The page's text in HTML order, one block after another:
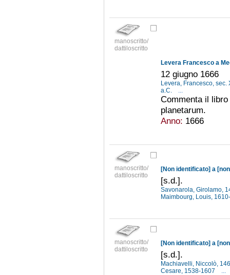
manoscritto/
dattiloscritto
Levera Francesco a
12 giugno 1666
Levera, Francesco, sec.
a.C.
...
Commenta il
planetarum.
Anno: 1666
manoscritto/
dattiloscritto
[Non identificato] a
[s.d.].
Savonarola, Girolamo,
Maimbourg, Louis,
manoscritto/
dattiloscritto
[Non identificato] a
[s.d.].
Machiavelli, Niccolò,
Cesare, 1538-1607
...